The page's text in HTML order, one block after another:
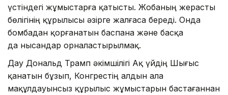
үстіндегі жұмыстарға қатысты. Жобаның жерасты
бөлігінің құрылысы әзірге жалғаса береді. Онда
бомбадан қорғанатын баспана және басқа
да нысандар орналастырылмақ.
Дау Дональд Трамп әкімшілігі Ақ үйдің Шығыс
қанатын бұзып, Конгрестің алдын ала
мақұлдауынсыз құрылыс жұмыстарын бастағаннан